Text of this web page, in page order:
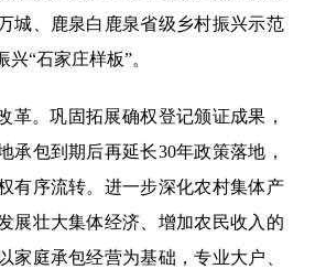
城、鹿泉白鹿泉省级乡村振兴示范
“石家庄样板”。
革。巩固拓展确权登记颁证成果，
承包到期后再延长30年政策落地，
有序流转。进一步深化农村集体产
展壮大集体经济、增加农民收入的
家庭承包经营为基础，专业大户、